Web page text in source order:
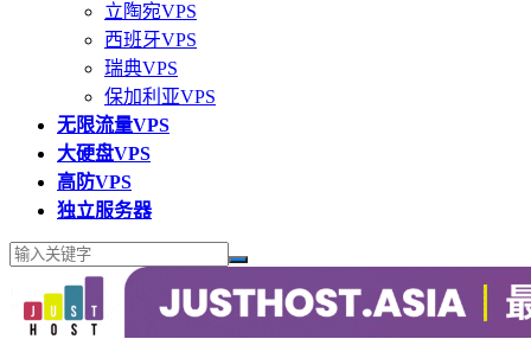
立陶宛VPS
西班牙VPS
瑞典VPS
保加利亚VPS
无限流量VPS
大硬盘VPS
高防VPS
独立服务器